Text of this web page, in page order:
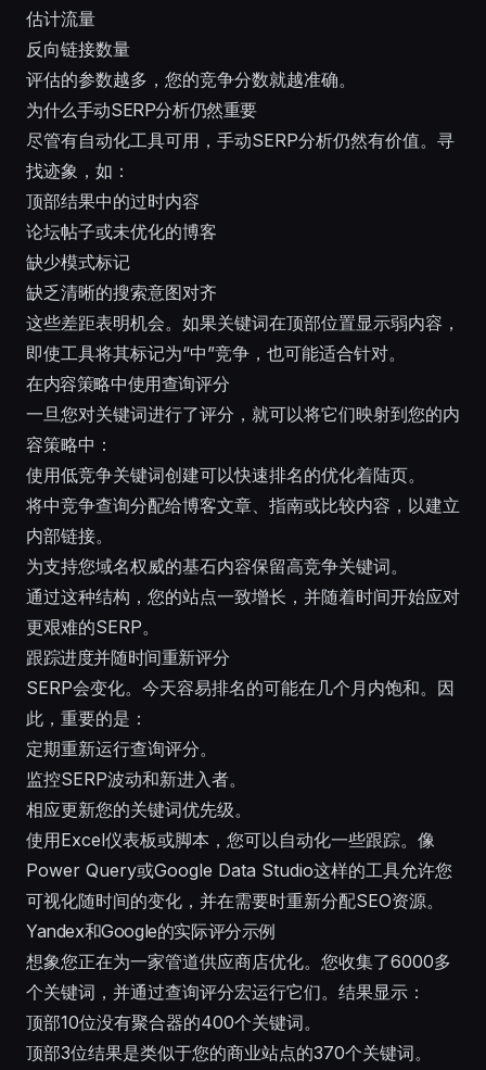
估计流量
反向链接数量
评估的参数越多，您的竞争分数就越准确。
为什么手动SERP分析仍然重要
尽管有自动化工具可用，手动SERP分析仍然有价值。寻
找迹象，如：
顶部结果中的过时内容
论坛帖子或未优化的博客
缺少模式标记
缺乏清晰的搜索意图对齐
这些差距表明机会。如果关键词在顶部位置显示弱内容，
即使工具将其标记为“中”竞争，也可能适合针对。
在内容策略中使用查询评分
一旦您对关键词进行了评分，就可以将它们映射到您的内
容策略中：
使用低竞争关键词创建可以快速排名的优化着陆页。
将中竞争查询分配给博客文章、指南或比较内容，以建立
内部链接。
为支持您域名权威的基石内容保留高竞争关键词。
通过这种结构，您的站点一致增长，并随着时间开始应对
更艰难的SERP。
跟踪进度并随时间重新评分
SERP会变化。今天容易排名的可能在几个月内饱和。因
此，重要的是：
定期重新运行查询评分。
监控SERP波动和新进入者。
相应更新您的关键词优先级。
使用Excel仪表板或脚本，您可以自动化一些跟踪。像
Power Query或Google Data Studio这样的工具允许您
可视化随时间的变化，并在需要时重新分配SEO资源。
Yandex和Google的实际评分示例
想象您正在为一家管道供应商店优化。您收集了6000多
个关键词，并通过查询评分宏运行它们。结果显示：
顶部10位没有聚合器的400个关键词。
顶部3位结果是类似于您的商业站点的370个关键词。